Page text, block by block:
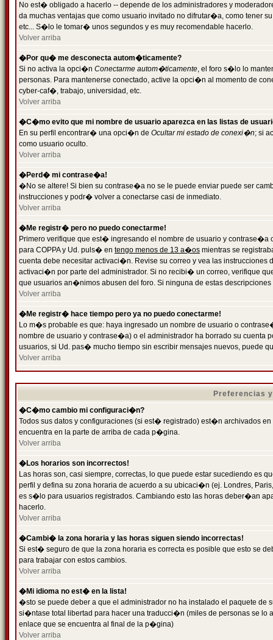
No est� obligado a hacerlo -- depende de los administradores y
da muchas ventajas que como usuario invitado no difrutar�a, como tener
etc... S�lo le tomar� unos segundos y es muy recomendable hacerlo.
Volver arriba
�Por qu� me desconecta autom�ticamente?
Si no activa la opci�n Conectarme autom�ticamente, el foro s�lo lo
personas. Para mantenerse conectado, active la opci�n al momento de
cyber-caf�, trabajo, universidad, etc.
Volver arriba
�C�mo evito que mi nombre de usuario aparezca en las listas de
En su perfil encontrar� una opci�n de Ocultar mi estado de conexi�n; si
como usuario oculto.
Volver arriba
�Perd� mi contrase�a!
�No se altere! Si bien su contrase�a no se le puede enviar puede ser
instrucciones y podr� volver a conectarse casi de inmediato.
Volver arriba
�Me registr� pero no puedo conectarme!
Primero verifique que est� ingresando el nombre de usuario y
para COPPA y Ud. puls� en tengo menos de 13 a�os mientras se
cuenta debe necesitar activaci�n. Revise su correo y vea las
activaci�n por parte del administrador. Si no recibi� un correo, verifique
que usuarios an�nimos abusen del foro. Si ninguna de estas
Volver arriba
�Me registr� hace tiempo pero ya no puedo conectarme!
Lo m�s probable es que: haya ingresado un nombre de usuario o
nombre de usuario y contrase�a) o el administrador ha borrado su
usuarios, si Ud. pas� mucho tiempo sin escribir mensajes nuevos, puede
Volver arriba
Preferencias
�C�mo cambio mi configuraci�n?
Todos sus datos y configuraciones (si est� registrado) est�n archivados
encuentra en la parte de arriba de cada p�gina.
Volver arriba
�Los horarios son incorrectos!
Las horas son, casi siempre, correctas, lo que puede estar sucediendo es
perfil y defina su zona horaria de acuerdo a su ubicaci�n (ej. Londres,
es s�lo para usuarios registrados. Cambiando esto las horas deber�an
hacerlo.
Volver arriba
�Cambi� la zona horaria y las horas siguen siendo incorrectas!
Si est� seguro de que la zona horaria es correcta es posible que esto se
para trabajar con estos cambios.
Volver arriba
�Mi idioma no est� en la lista!
�sto se puede deber a que el administrador no ha instalado el paquete
si�ntase total libertad para hacer una traducci�n (miles de personas se
enlace que se encuentra al final de la p�gina)
Volver arriba